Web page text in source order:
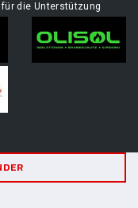
die Unterstützung